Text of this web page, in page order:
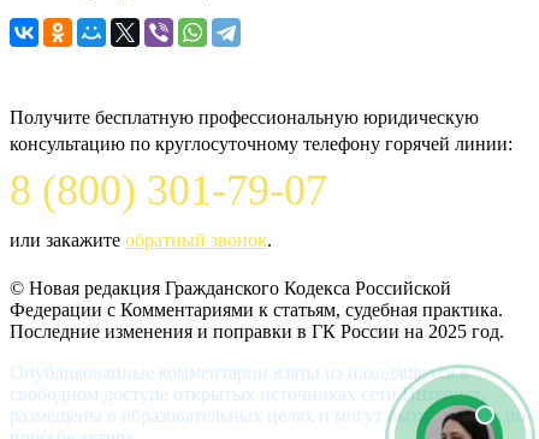
Получите бесплатную профессиональную юридическую
консультацию по круглосуточному телефону горячей линии:
8 (800) 301-79-07
или закажите обратный звонок.
© Новая редакция Гражданского Кодекса Российской
Федерации c Комментариями к статьям, судебная практика.
Последние изменения и поправки в ГК России на 2025 год.
Опубликованные комментарии взяты из находящихся в
свободном доступе открытых источниках сети Интернет,
размещены в образовательных целях и могут быть удалены по